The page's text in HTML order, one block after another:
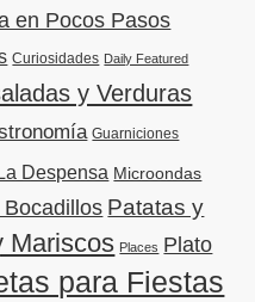
en Pocos Pasos
Curiosidades Daily Featured
y Verduras
Guarniciones
Despensa Microondas
Patatas y
Mariscos Places Plato
para Fiestas